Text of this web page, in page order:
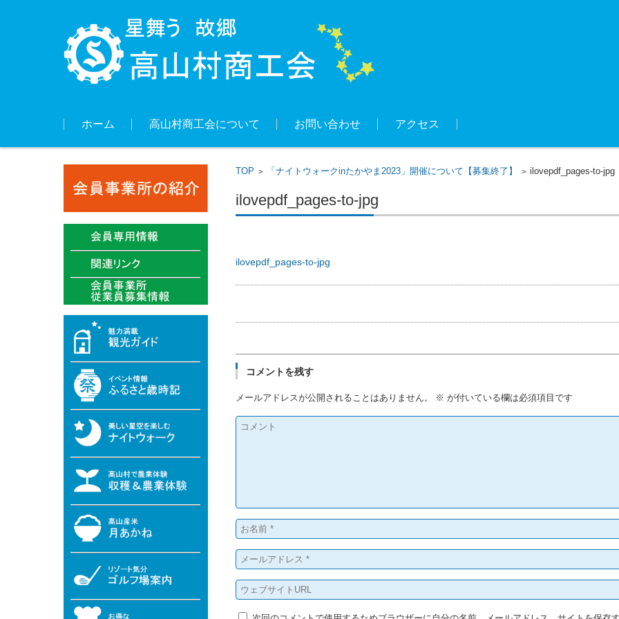
ホーム 高山村商工会について お問い合わせ アクセス
TOP > 「ナイトウォークinたかやま2023」開催について【募集終了】 > ilovepdf_pages-to-jpg
ilovepdf_pages-to-jpg
ilovepdf_pages-to-jpg
コメントを残す
メールアドレスが公開されることはありません。 ※ が付いている欄は必須項目です